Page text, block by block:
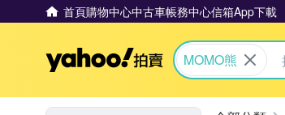
首頁購物中心中古車帳務中心信箱App下載
Yahoo拍賣
MOMO熊